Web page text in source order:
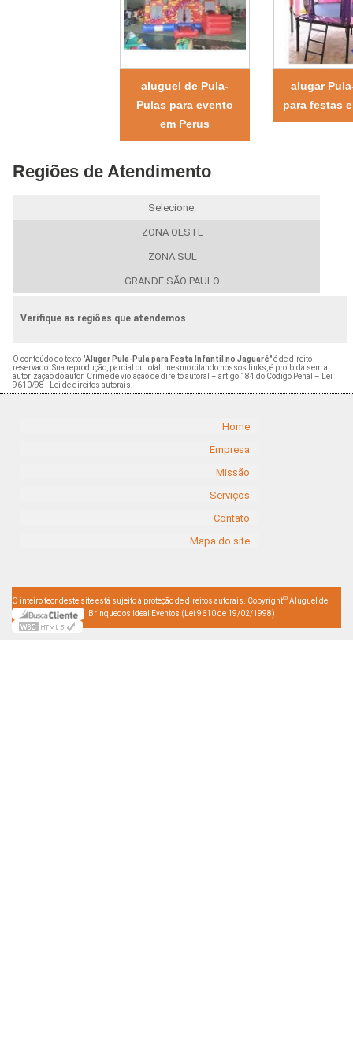
aluguel de Pula-
Pulas para evento
em Perus
alugar
para festas
Regiões de Atendimento
Selecione:
ZONA OESTE
ZONA SUL
GRANDE SÃO PAULO
Verifique as regiões que atendemos
O conteúdo do texto "Alugar Pula-Pula para Festa Infantil no Jaguaré" é de direito
reservado. Sua reprodução, parcial ou total, mesmo citando nossos links, é proibida sem a
autorização do autor. Crime de violação de direito autoral – artigo 184 do Código Penal – Lei
9610/98 - Lei de direitos autorais.
Home
Empresa
Missão
Serviços
Contato
Mapa do site
O inteiro teor deste site está sujeito à proteção de direitos autorais. Copyright© Aluguel de
Brinquedos Ideal Eventos (Lei 9610 de 19/02/1998)